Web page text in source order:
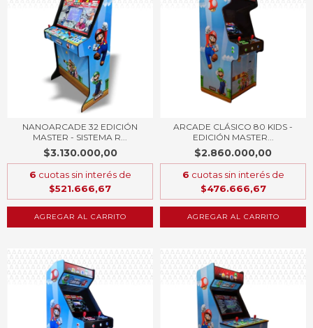
NANOARCADE 32 EDICIÓN
MASTER - SISTEMA R...
$3.130.000,00
6 cuotas sin interés de
$521.666,67
AGREGAR AL CARRITO
ARCADE CLÁSICO 80 KIDS -
EDICIÓN MASTER...
$2.860.000,00
6 cuotas sin interés de
$476.666,67
AGREGAR AL CARRITO